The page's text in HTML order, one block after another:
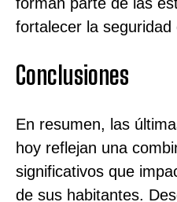
fortalecer la seguridad
Conclusiones
En resumen, las
hoy reflejan una
significativos que
de sus habitantes.